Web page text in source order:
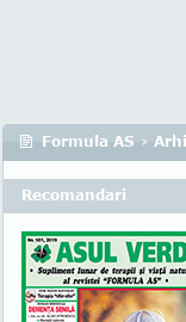
Formula AS ›
Recomandari